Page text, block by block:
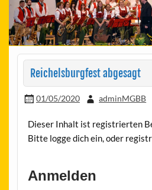
Reichelsburgfest abgesagt
01/05/2020 adminMGBB
Dieser Inhalt ist registrierten
Bitte logge dich ein, oder
Anmelden